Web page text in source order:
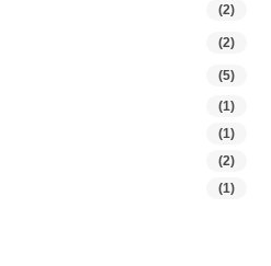
(2)
(2)
(5)
(1)
(1)
(2)
(1)